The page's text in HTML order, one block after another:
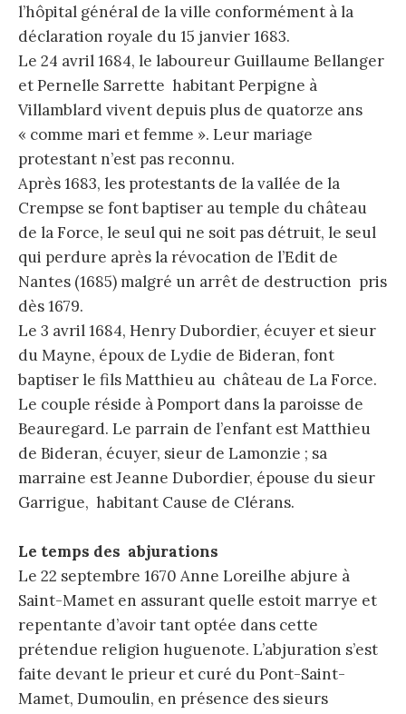
l’hôpital général de la ville conformément à la
déclaration royale du 15 janvier 1683.
Le 24 avril 1684, le laboureur Guillaume Bellanger
et Pernelle Sarrette habitant Perpigne à
Villamblard vivent depuis plus de quatorze ans
« comme mari et femme ». Leur mariage
protestant n’est pas reconnu.
Après 1683, les protestants de la vallée de la
Crempse se font baptiser au temple du château
de la Force, le seul qui ne soit pas détruit, le seul
qui perdure après la révocation de l’Edit de
Nantes (1685) malgré un arrêt de destruction pris
dès 1679.
Le 3 avril 1684, Henry Dubordier, écuyer et sieur
du Mayne, époux de Lydie de Bideran, font
baptiser le fils Matthieu au château de La Force.
Le couple réside à Pomport dans la paroisse de
Beauregard. Le parrain de l’enfant est Matthieu
de Bideran, écuyer, sieur de Lamonzie ; sa
marraine est Jeanne Dubordier, épouse du sieur
Garrigue, habitant Cause de Clérans.
Le temps des abjurations
Le 22 septembre 1670 Anne Loreilhe abjure à
Saint-Mamet en assurant quelle estoit marrye et
repentante d’avoir tant optée dans cette
prétendue religion huguenote. L’abjuration s’est
faite devant le prieur et curé du Pont-Saint-
Mamet, Dumoulin, en présence des sieurs